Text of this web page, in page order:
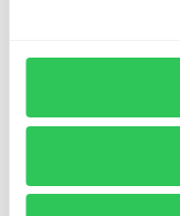
Tunnista
numeron